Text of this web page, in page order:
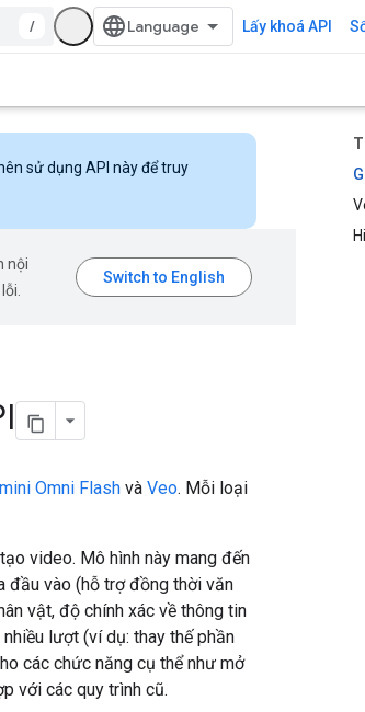
/ Lấy khoá API
sử dụng API này để truy
nội
Omni Flash và Veo. Mỗi loại
video. Mô hình này mang đến
đầu vào (hỗ trợ đồng thời văn
vật, độ chính xác về thông tin
lượt (ví dụ: thay thế phần
các chức năng cụ thể như mở
với các quy trình cũ.